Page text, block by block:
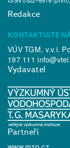
Redakce
KONTAKTUJTE
VÚV TGM, v.v.i.
197 111
Vydavatel
Partneři